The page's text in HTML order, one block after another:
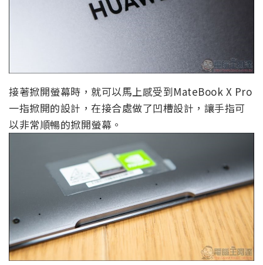
接著掀開螢幕時，就可以馬上感受到MateBook X Pro
一指掀開的設計，在接合處做了凹槽設計，讓手指可
以非常順暢的掀開螢幕。